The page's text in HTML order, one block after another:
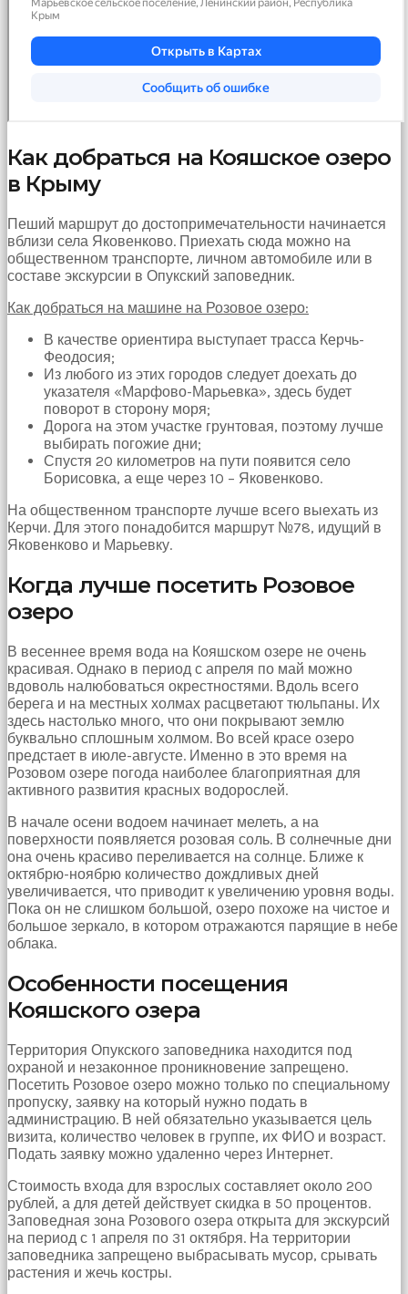
hayatının
bulamamıştır
porno
umudunu
kesen
kız
başına
hamile
kalıp
evlat
olmak
porno
yüzden
sperm
ihtiyacı
doğan
hastanesinin
yolunu
tutar.
Как добраться на Кояшское озеро
в Крыму
Пеший маршрут до достопримечательности начинается
вблизи села Яковенково. Приехать сюда можно на
общественном транспорте, личном автомобиле или в
составе экскурсии в Опукский заповедник.
Как добраться на машине на Розовое озеро:
В качестве ориентира выступает трасса Керчь-
Феодосия;
Из любого из этих городов следует доехать до
указателя «Марфово-Марьевка», здесь будет
поворот в сторону моря;
Дорога на этом участке грунтовая, поэтому лучше
выбирать погожие дни;
Спустя 20 километров на пути появится село
Борисовка, а еще через 10 – Яковенково.
На общественном транспорте лучше всего выехать из
Керчи. Для этого понадобится маршрут №78, идущий в
Яковенково и Марьевку.
Когда лучше посетить Розовое
озеро
В весеннее время вода на Кояшском озере не очень
красивая. Однако в период с апреля по май можно
вдоволь налюбоваться окрестностями. Вдоль всего
берега и на местных холмах расцветают тюльпаны. Их
здесь настолько много, что они покрывают землю
буквально сплошным холмом. Во всей красе озеро
предстает в июле-августе. Именно в это время на
Розовом озере погода наиболее благоприятная для
активного развития красных водорослей.
В начале осени водоем начинает мелеть, а на
поверхности появляется розовая соль. В солнечные дни
она очень красиво переливается на солнце. Ближе к
октябрю-ноябрю количество дождливых дней
увеличивается, что приводит к увеличению уровня воды.
Пока он не слишком большой, озеро похоже на чистое и
большое зеркало, в котором отражаются парящие в небе
облака.
Особенности посещения
Кояшского озера
Территория Опукского заповедника находится под
охраной и незаконное проникновение запрещено.
Посетить Розовое озеро можно только по специальному
пропуску, заявку на который нужно подать в
администрацию. В ней обязательно указывается цель
визита, количество человек в группе, их ФИО и возраст.
Подать заявку можно удаленно через Интернет.
Стоимость входа для взрослых составляет около 200
рублей, а для детей действует скидка в 50 процентов.
Заповедная зона Розового озера открыта для экскурсий
на период с 1 апреля по 31 октября. На территории
заповедника запрещено выбрасывать мусор, срывать
растения и жечь костры.